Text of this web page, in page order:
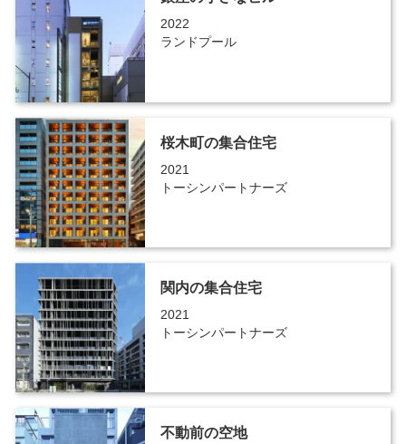
2022
ランドプール
桜木町の集合住宅
2021
トーシンパートナーズ
関内の集合住宅
2021
トーシンパートナーズ
不動前の空地